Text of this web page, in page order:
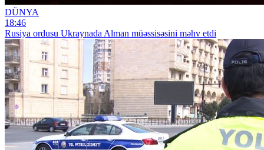
DÜNYA
18:46
Rusiya ordusu Ukraynada Alman müəssisəsini məhv etdi